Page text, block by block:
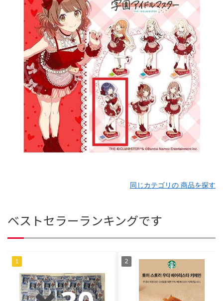
同じカテゴリの 商品を探す
ベストセラーランキングです